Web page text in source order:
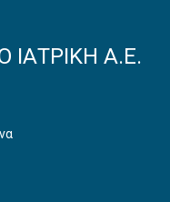
ΙΑΤΡΙΚΗ Α.Ε.